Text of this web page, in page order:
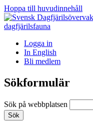
Hoppa till huvudinnehåll
Logga in
In English
Bli medlem
Sökformulär
Sök på webbplatsen